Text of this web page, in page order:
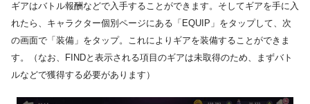
ギアはバトル報酬などで入手することができます。そしてギアを手に入
れたら、キャラクター個別ページにある「EQUIP」をタップして、次
の画面で「装備」をタップ。これによりギアを装備することができま
す。（なお、FINDと表示される項目のギアは未取得のため、まずバト
ルなどで獲得する必要があります）